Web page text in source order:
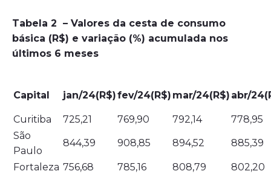
Tabela 2 – Valores da cesta de consumo
básica (R$) e variação (%) acumulada nos
últimos 6 meses
Capital jan/24(R$)fev/24(R$) mar/24(R$) abr/24
Curitiba 725,21 769,90 792,14
778,95
São
Paulo
844,39 908,85 894,52 885,39
Fortaleza 756,68 785,16 808,79
802,20